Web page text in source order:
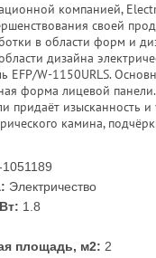
компанией,
своей
в области форм и
дизайна
EFP/W-1150URLS.
форма лицевой
придаёт изысканность и
камина,
Электричество
1.8
площадь, м2: 2